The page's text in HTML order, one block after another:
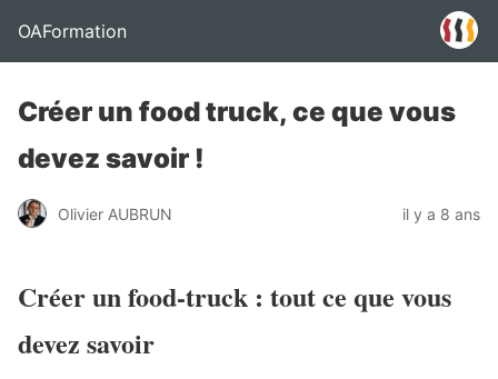
OAFormation
Créer un food truck, ce que vous
devez savoir !
Olivier AUBRUN il y a 8 ans
Créer un food-truck : tout ce que vous
devez savoir